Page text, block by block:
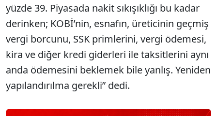
yüzde 39. Piyasada nakit sıkışıklığı bu kadar
derinken; KOBİ’nin, esnafın, üreticinin geçmiş
vergi borcunu, SSK primlerini, vergi ödemesi,
kira ve diğer kredi giderleri ile taksitlerini aynı
anda ödemesini beklemek bile yanlış. Yeniden
yapılandırılma gerekli” dedi.